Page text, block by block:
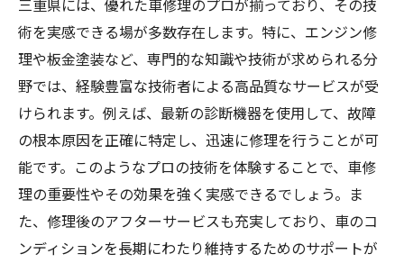
三重県には、優れた車修理のプロが揃っており、その技
術を実感できる場が多数存在します。特に、エンジン修
理や板金塗装など、専門的な知識や技術が求められる分
野では、経験豊富な技術者による高品質なサービスが受
けられます。例えば、最新の診断機器を使用して、故障
の根本原因を正確に特定し、迅速に修理を行うことが可
能です。このようなプロの技術を体験することで、車修
理の重要性やその効果を強く実感できるでしょう。ま
た、修理後のアフターサービスも充実しており、車のコ
ンディションを長期にわたり維持するためのサポートが